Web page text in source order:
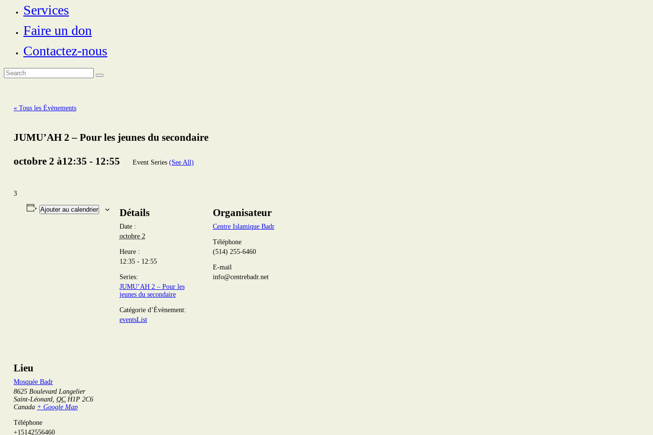
Services
Faire un don
Contactez-nous
« Tous les Évènements
JUMU’AH 2 – Pour les jeunes du secondaire
octobre 2 à12:35 - 12:55 Event Series (See All)
3
Ajouter au calendrier Détails
Date :
octobre 2
Heure :
12:35 - 12:55
Series:
JUMU’AH 2 – Pour les
jeunes du secondaire
Catégorie d’Évènement:
eventsList
Organisateur
Centre Islamique Badr
Téléphone
(514) 255-6460
E-mail
info@centrebadr.net
Lieu
Mosquée Badr
8625 Boulevard Langelier
Saint-Léonard, QC H1P 2C6
Canada + Google Map
Téléphone
+15142556460